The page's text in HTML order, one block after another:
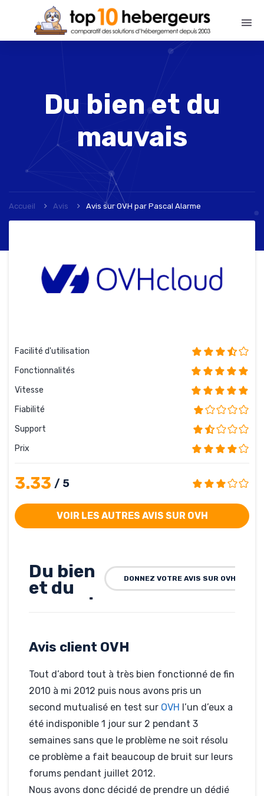
Du bien et du
mauvais
Accueil Avis Avis sur OVH par Pascal Alarme
Facilité d'utilisation
Fonctionnalités
Vitesse
Fiabilité
Support
Prix
3.33 / 5
VOIR LES AUTRES AVIS SUR OVH
Du bien
et du
mauvais
2013
alarme2maison.com
DONNEZ VOTRE AVIS SUR OVH
Avis client OVH
Tout d’abord tout à très bien fonctionné de fin
2010 à mi 2012 puis nous avons pris un
second mutualisé en test sur OVH l’un d’eux a
été indisponible 1 jour sur 2 pendant 3
semaines sans que le problème ne soit résolu
ce problème a fait beaucoup de bruit sur leurs
forums pendant juillet 2012.
Nous avons donc décidé de prendre un dédié